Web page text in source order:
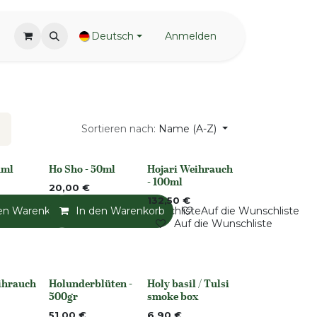
Deutsch Anmelden
Sortieren nach: Name (A-Z)
Auf die Wunschliste
Warenkorb Auf die Wunschliste
None
Ho Sho - 50ml
20,00 €
In den Warenkorb Auf die Wunschliste
Nicht vorrättig
Hojari Weihrauch
- 100ml
132,50 €
Auf die Wunschliste
None
Holunderblüten -
500gr None
Holy basil / Tulsi
smoke box